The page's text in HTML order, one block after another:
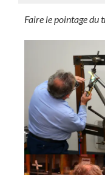
Faire le pointage du